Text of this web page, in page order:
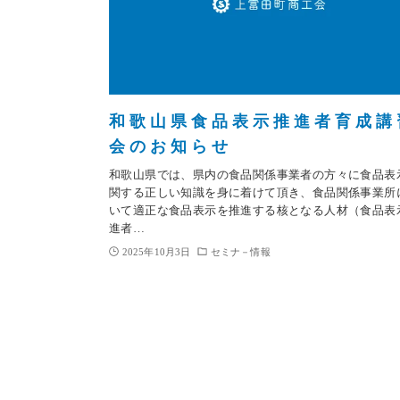
和歌山県食品表示推進者育成講
会のお知らせ
和歌山県では、県内の食品関係事業者の方々に食品表
関する正しい知識を身に着けて頂き、食品関係事業所
いて適正な食品表示を推進する核となる人材（食品表
進者…
2025年10月3日 セミナ－情報